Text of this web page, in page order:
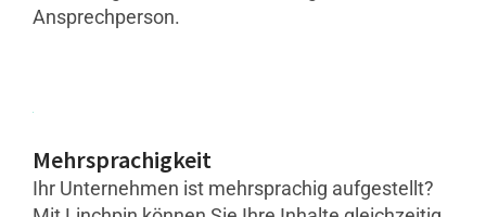
Ansprechperson.
Mehrsprachigkeit
Ihr Unternehmen ist mehrsprachig aufgestellt?